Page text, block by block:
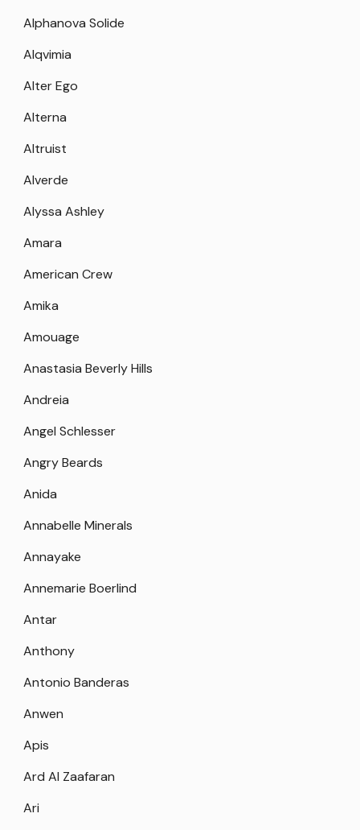
Alphanova Solide
Alqvimia
Alter Ego
Alterna
Altruist
Alverde
Alyssa Ashley
Amara
American Crew
Amika
Amouage
Anastasia Beverly Hills
Andreia
Angel Schlesser
Angry Beards
Anida
Annabelle Minerals
Annayake
Annemarie Boerlind
Antar
Anthony
Antonio Banderas
Anwen
Apis
Ard Al Zaafaran
Ari